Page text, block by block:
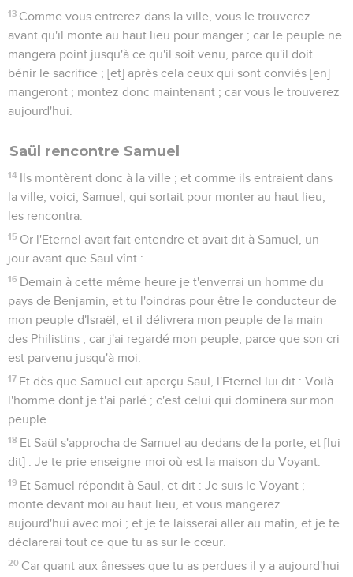
13 Comme vous entrerez dans la ville, vous le trouverez
avant qu'il monte au haut lieu pour manger ; car le peuple ne
mangera point jusqu'à ce qu'il soit venu, parce qu'il doit
bénir le sacrifice ; [et] après cela ceux qui sont conviés [en]
mangeront ; montez donc maintenant ; car vous le trouverez
aujourd'hui.
Saül rencontre Samuel
14 Ils montèrent donc à la ville ; et comme ils entraient dans
la ville, voici, Samuel, qui sortait pour monter au haut lieu,
les rencontra.
15 Or l'Eternel avait fait entendre et avait dit à Samuel, un
jour avant que Saül vînt :
16 Demain à cette même heure je t'enverrai un homme du
pays de Benjamin, et tu l'oindras pour être le conducteur de
mon peuple d'Israël, et il délivrera mon peuple de la main
des Philistins ; car j'ai regardé mon peuple, parce que son cri
est parvenu jusqu'à moi.
17 Et dès que Samuel eut aperçu Saül, l'Eternel lui dit : Voilà
l'homme dont je t'ai parlé ; c'est celui qui dominera sur mon
peuple.
18 Et Saül s'approcha de Samuel au dedans de la porte, et [lui
dit] : Je te prie enseigne-moi où est la maison du Voyant.
19 Et Samuel répondit à Saül, et dit : Je suis le Voyant ;
monte devant moi au haut lieu, et vous mangerez
aujourd'hui avec moi ; et je te laisserai aller au matin, et je te
déclarerai tout ce que tu as sur le cœur.
20 Car quant aux ânesses que tu as perdues il y a aujourd'hui